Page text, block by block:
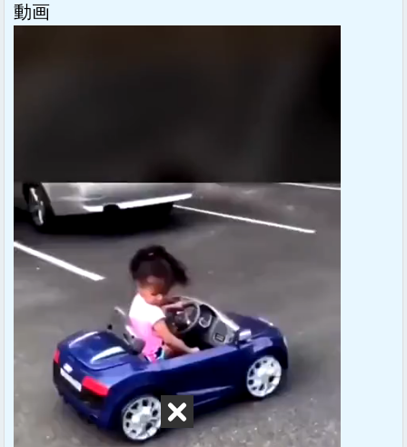
動画